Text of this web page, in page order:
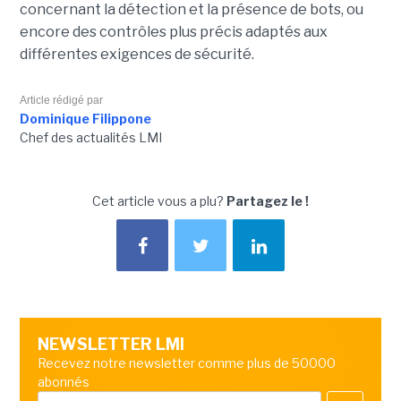
concernant la détection et la présence de bots, ou
encore des contrôles plus précis adaptés aux
différentes exigences de sécurité.
Article rédigé par
Dominique Filippone
Chef des actualités LMI
Cet article vous a plu? Partagez le !
NEWSLETTER LMI
Recevez notre newsletter comme plus de 50000
abonnés